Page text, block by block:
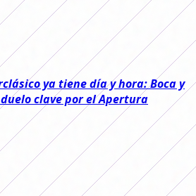
Torneo Apertura Femenino 2026
varios triunfos por la
resultados importantes en la
ya tiene día y hora: Boca y
clave por el Apertura
encuentros prácticamente
y Lanús empataron 0-0 en un
que River venció 1-0 a Ferro
importantes para seguir en lo
Superclásico.